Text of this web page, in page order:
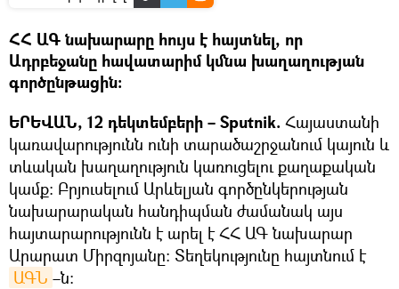
ՀՀ ԱԳ նախարարը հույս է հայտնել, որ
Ադրբեջանը հավատարիմ կմնա խաղաղության
գործընթացին։
ԵՐԵՎԱՆ, 12 դեկտեմբերի – Sputnik. Հայաստանի
կառավարությունն ունի տարածաշրջանում կայուն և
տևական խաղաղություն կառուցելու քաղաքական
կամք: Բրյուսելում Արևելյան գործընկերության
նախարարական հանդիպման ժամանակ այս
հայտարարությունն է արել է ՀՀ ԱԳ նախարար
Արարատ Միրզոյանը։ Տեղեկությունը հայտնում է
ԱԳՆ –ն։